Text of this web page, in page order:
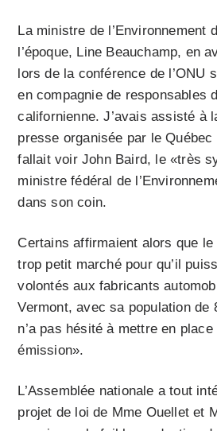
La ministre de l’Environnement
l’époque, Line Beauchamp, en
lors de la conférence de l’ONU
en compagnie de responsables
californienne. J’avais assisté à
presse organisée par le Québec
fallait voir John Baird, le «très
ministre fédéral de
dans son coin.
Certains affirmaient alors que
trop petit marché pour qu’il
volontés aux fabricants
Vermont, avec sa population de
n’a pas hésité à mettre en
émission».
L’Assemblée nationale a tout
projet de loi de Mme Ouellet et